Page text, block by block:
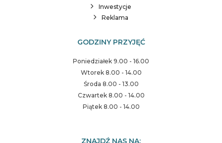
Inwestycje
Reklama
GODZINY PRZYJĘĆ
Poniedziałek 9.00 - 16.00
Wtorek 8.00 - 14.00
Środa 8.00 - 13.00
Czwartek 8.00 - 14.00
Piątek 8.00 - 14.00